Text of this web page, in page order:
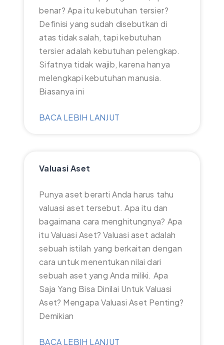
benar? Apa itu kebutuhan tersier?
Definisi yang sudah disebutkan di
atas tidak salah, tapi kebutuhan
tersier adalah kebutuhan pelengkap.
Sifatnya tidak wajib, karena hanya
melengkapi kebutuhan manusia.
Biasanya ini
BACA LEBIH LANJUT
Valuasi Aset
Punya aset berarti Anda harus tahu
valuasi aset tersebut. Apa itu dan
bagaimana cara menghitungnya? Apa
itu Valuasi Aset? Valuasi aset adalah
sebuah istilah yang berkaitan dengan
cara untuk menentukan nilai dari
sebuah aset yang Anda miliki. Apa
Saja Yang Bisa Dinilai Untuk Valuasi
Aset? Mengapa Valuasi Aset Penting?
Demikian
BACA LEBIH LANJUT